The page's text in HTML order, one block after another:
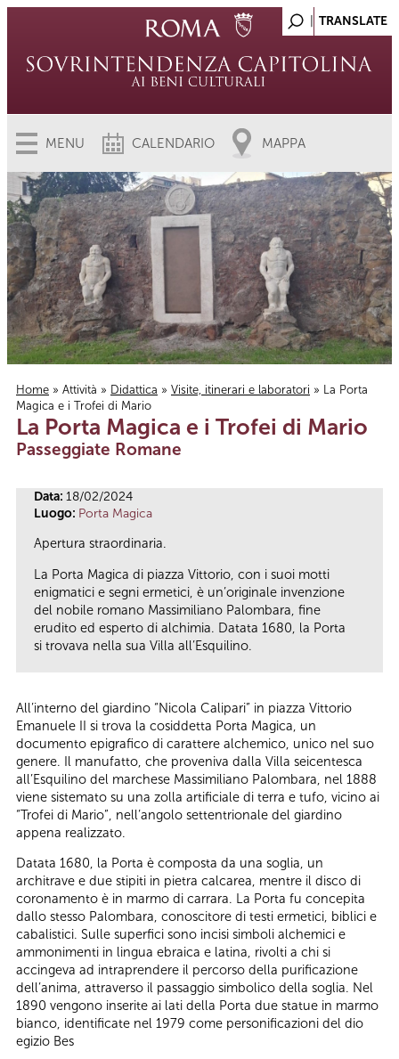
MENU CALENDARIO MAPPA
Tu sei qui
Home » Attività » Didattica » Visite, itinerari e laboratori » La Porta
Magica e i Trofei di Mario
La Porta Magica e i Trofei di Mario
Passeggiate Romane
Data: 18/02/2024
Luogo: Porta Magica
Apertura straordinaria.
La Porta Magica di piazza Vittorio, con i suoi motti
enigmatici e segni ermetici, è un’originale invenzione
del nobile romano Massimiliano Palombara, fine
erudito ed esperto di alchimia. Datata 1680, la Porta
si trovava nella sua Villa all’Esquilino.
All’interno del giardino “Nicola Calipari” in piazza Vittorio
Emanuele II si trova la cosiddetta Porta Magica, un
documento epigrafico di carattere alchemico, unico nel suo
genere. Il manufatto, che proveniva dalla Villa seicentesca
all’Esquilino del marchese Massimiliano Palombara, nel 1888
viene sistemato su una zolla artificiale di terra e tufo, vicino ai
“Trofei di Mario”, nell’angolo settentrionale del giardino
appena realizzato.
Datata 1680, la Porta è composta da una soglia, un
architrave e due stipiti in pietra calcarea, mentre il disco di
coronamento è in marmo di carrara. La Porta fu concepita
dallo stesso Palombara, conoscitore di testi ermetici, biblici e
cabalistici. Sulle superfici sono incisi simboli alchemici e
ammonimenti in lingua ebraica e latina, rivolti a chi si
accingeva ad intraprendere il percorso della purificazione
dell’anima, attraverso il passaggio simbolico della soglia. Nel
1890 vengono inserite ai lati della Porta due statue in marmo
bianco, identificate nel 1979 come personificazioni del dio
egizio Bes